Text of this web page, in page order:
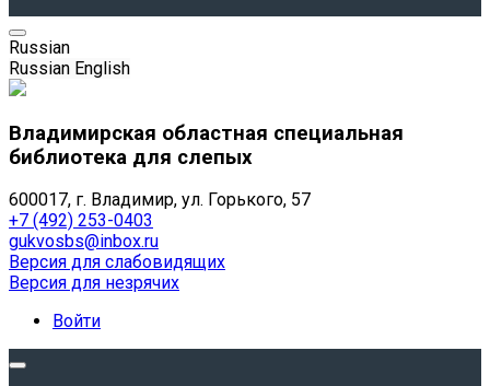
Russian
Russian English
Владимирская областная специальная
библиотека для слепых
600017, г. Владимир, ул. Горького, 57
+7 (492) 253-0403
gukvosbs@inbox.ru
Версия для слабовидящих
Версия для незрячих
Войти